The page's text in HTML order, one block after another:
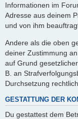
Informationen im
Adresse aus deinem
und von ihm
Andere als die oben
deiner Zustimmung
auf Grund
B. an
Durchsetzung
GESTATTUNG DER
Du gestattest dem